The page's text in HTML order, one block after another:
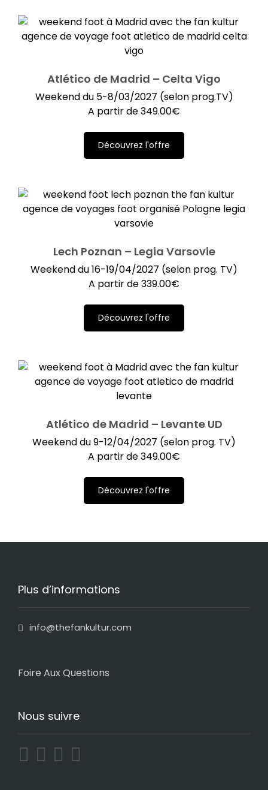
Atlético de Madrid – Celta Vigo
Weekend du 5-8/03/2027 (selon prog.TV)
A partir de349.00€
Découvrez l'offre
Lech Poznan – Legia Varsovie
Weekend du 16-19/04/2027 (selon prog. TV)
A partir de339.00€
Découvrez l'offre
Atlético de Madrid – Levante UD
Weekend du 9-12/04/2027 (selon prog. TV)
A partir de349.00€
Découvrez l'offre
Plus d’informations
info@thefankultur.com
Foire Aux Questions
Nous suivre